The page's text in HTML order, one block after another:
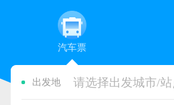
汽车票
出发地 请选择出发城市/站